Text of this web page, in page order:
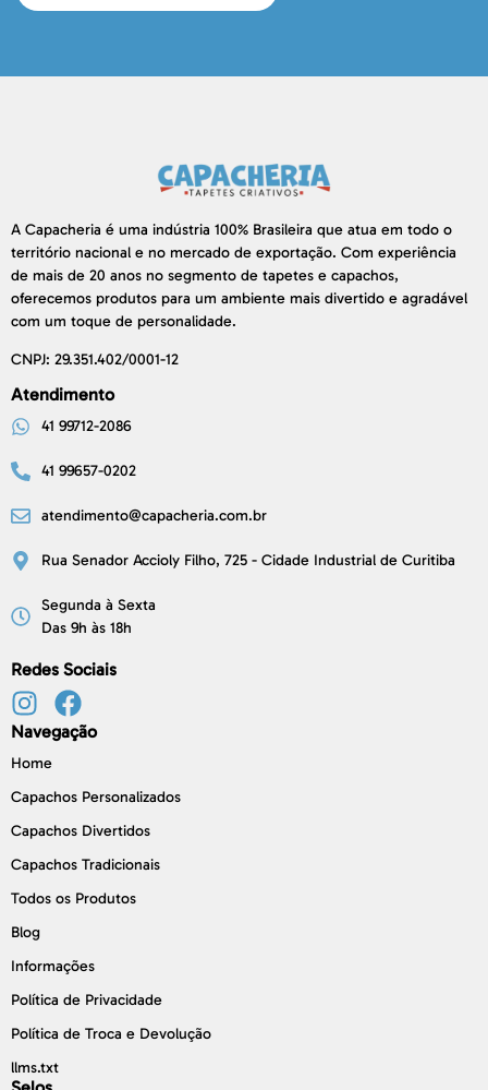
A Capacheria é uma indústria 100% Brasileira que atua em todo o
território nacional e no mercado de exportação. Com experiência
de mais de 20 anos no segmento de tapetes e capachos,
oferecemos produtos para um ambiente mais divertido e agradável
com um toque de personalidade.
CNPJ: 29.351.402/0001-12
Atendimento
41 99712-2086
41 99657-0202
atendimento@capacheria.com.br
Rua Senador Accioly Filho, 725 - Cidade Industrial de Curitiba
Segunda à Sexta
Das 9h às 18h
Redes Sociais
Navegação
Home
Capachos Personalizados
Capachos Divertidos
Capachos Tradicionais
Todos os Produtos
Blog
Informações
Política de Privacidade
Política de Troca e Devolução
llms.txt